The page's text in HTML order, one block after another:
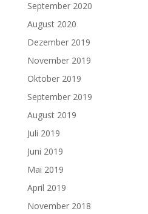
September 2020
August 2020
Dezember 2019
November 2019
Oktober 2019
September 2019
August 2019
Juli 2019
Juni 2019
Mai 2019
April 2019
November 2018